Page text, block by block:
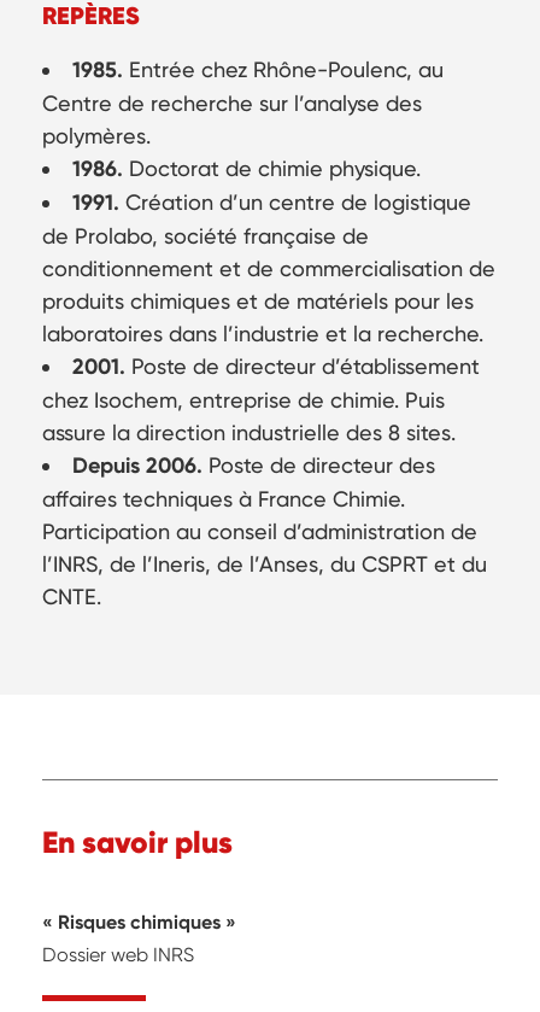
REPÈRES
1985. Entrée chez Rhône-Poulenc, au
Centre de recherche sur l’analyse des
polymères.
1986. Doctorat de chimie physique.
1991. Création d’un centre de logistique
de Prolabo, société française de
conditionnement et de commercialisation de
produits chimiques et de matériels pour les
laboratoires dans l’industrie et la recherche.
2001. Poste de directeur d’établissement
chez Isochem, entreprise de chimie. Puis
assure la direction industrielle des 8 sites.
Depuis 2006. Poste de directeur des
affaires techniques à France Chimie.
Participation au conseil d’administration de
l’INRS, de l’Ineris, de l’Anses, du CSPRT et du
CNTE.
En savoir plus
Risques chimiques
Dossier web INRS